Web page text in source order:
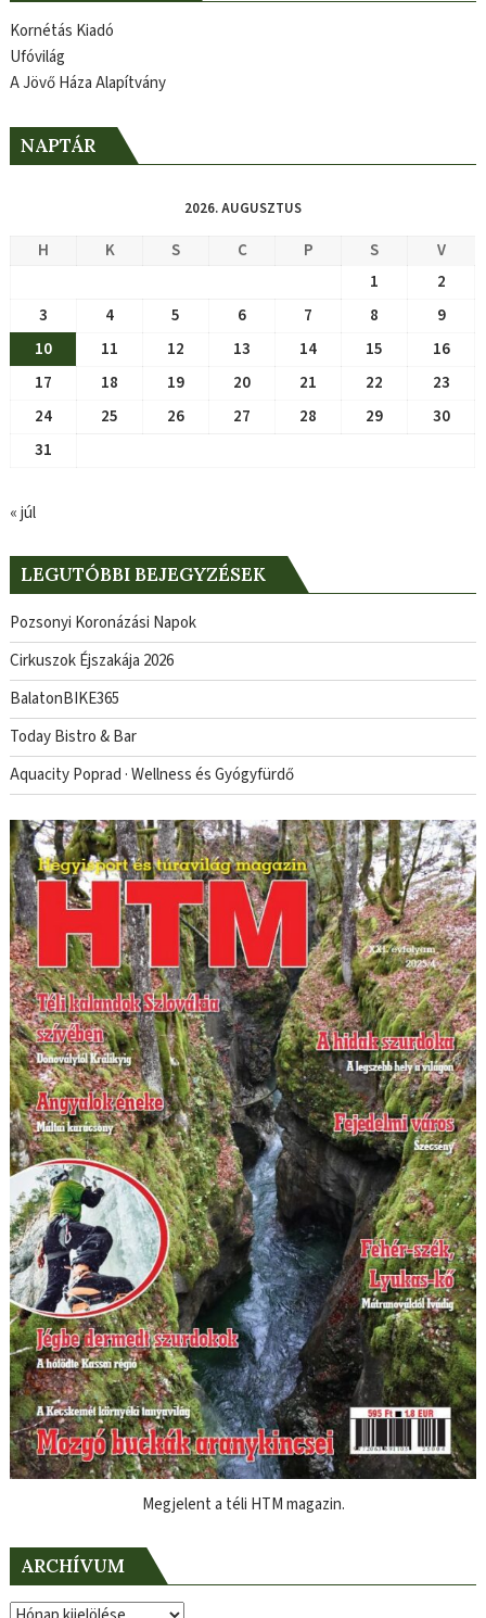
Kornétás Kiadó
Ufóvilág
A Jövő Háza Alapítvány
NAPTÁR
2026. AUGUSZTUS
H K S C P S
V
1
2
3
4 5 6 7 8
9
10
11 12 13 14 15
16
17
18 19 20 21 22
23
24
25 26 27 28 29
30
31
« júl
LEGUTÓBBI BEJEGYZÉSEK
Pozsonyi Koronázási Napok
Cirkuszok Éjszakája 2026
BalatonBIKE365
Today Bistro & Bar
Aquacity Poprad · Wellness és Gyógyfürdő
Megjelent a téli HTM magazin.
ARCHÍVUM
Archívum